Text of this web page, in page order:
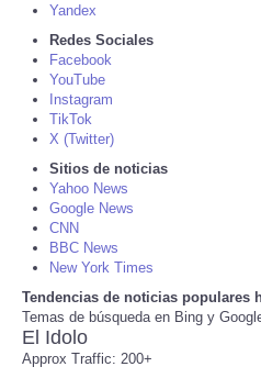
CARTOONS
CONTACT
SEARCH
SHOPPING
Daily Deals
RobinsPost Store
Refund Policy
Yandex
Redes Sociales
Facebook
YouTube
Instagram
TikTok
X (Twitter)
Sitios de noticias
Yahoo News
Google News
CNN
BBC News
New York Times
Tendencias de noticias populares
Temas de búsqueda en Bing y
El Idolo
Approx Traffic: 200+